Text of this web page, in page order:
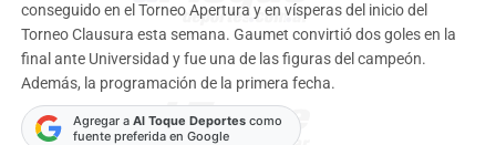
conseguido en el Torneo Apertura y en vísperas del inicio del
Torneo Clausura esta semana. Gaumet convirtió dos goles en la
final ante Universidad y fue una de las figuras del campeón.
Además, la programación de la primera fecha.
Agregar a Al Toque Deportescomo
fuente preferida en Google